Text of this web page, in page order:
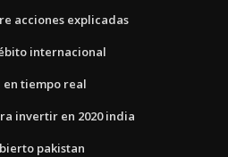
acciones explicadas
internacional
tiempo real
invertir en 2020 india
pakistan